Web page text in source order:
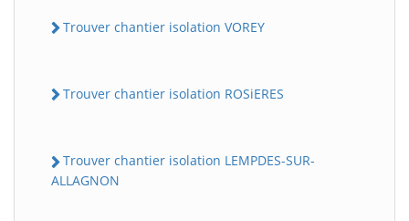
Trouver chantier isolation VOREY
Trouver chantier isolation ROSiERES
Trouver chantier isolation LEMPDES-SUR-
ALLAGNON